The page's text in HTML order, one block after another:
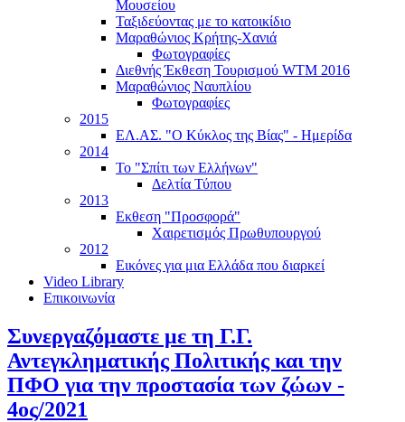
Μουσείου
Ταξιδεύοντας με το κατοικίδιο
Μαραθώνιος Κρήτης-Χανιά
Φωτογραφίες
Διεθνής Έκθεση Τουρισμού WTM 2016
Μαραθώνιος Ναυπλίου
Φωτογραφίες
2015
ΕΛ.ΑΣ. "Ο Κύκλος της Βίας" - Ημερίδα
2014
Το "Σπίτι των Ελλήνων"
Δελτία Τύπου
2013
Εκθεση "Προσφορά"
Χαιρετισμός Πρωθυπουργού
2012
Εικόνες για μια Ελλάδα που διαρκεί
Video Library
Επικοινωνία
Συνεργαζόμαστε με τη Γ.Γ.
Αντεγκληματικής Πολιτικής και την
ΠΦΟ για την προστασία των ζώων -
4ος/2021